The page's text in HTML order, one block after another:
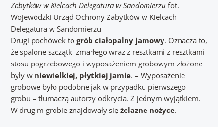
Zabytków w Kielcach Delegatura w Sandomierzu fot.
Wojewódzki Urząd Ochrony Zabytków w Kielcach
Delegatura w Sandomierzu
Drugi pochówek to grób ciałopalny jamowy. Oznacza to,
że spalone szczątki zmarłego wraz z resztkami z resztkami
stosu pogrzebowego i wyposażeniem grobowym złożone
były w niewielkiej, płytkiej jamie. – Wyposażenie
grobowe było podobne jak w przypadku pierwszego
grobu – tłumaczą autorzy odkrycia. Z jednym wyjątkiem.
W drugim grobie znajdowały się żelazne nożyce.